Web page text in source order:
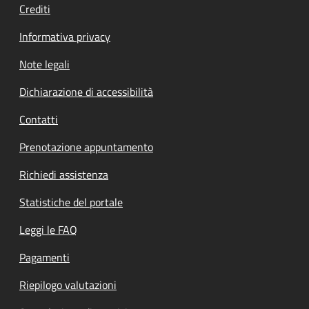
Crediti
Informativa privacy
Note legali
Dichiarazione di accessibilità
Contatti
Prenotazione appuntamento
Richiedi assistenza
Statistiche del portale
Leggi le FAQ
Pagamenti
Riepilogo valutazioni